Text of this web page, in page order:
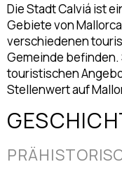
Die Stadt Calviá ist
Gebiete von
verschiedenen
Gemeinde befinden.
touristischen
Stellenwert auf